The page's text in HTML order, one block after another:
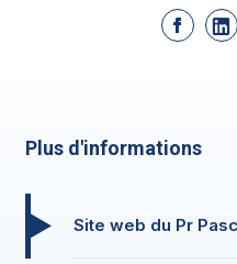
Plus d'informations
Site web du Pr